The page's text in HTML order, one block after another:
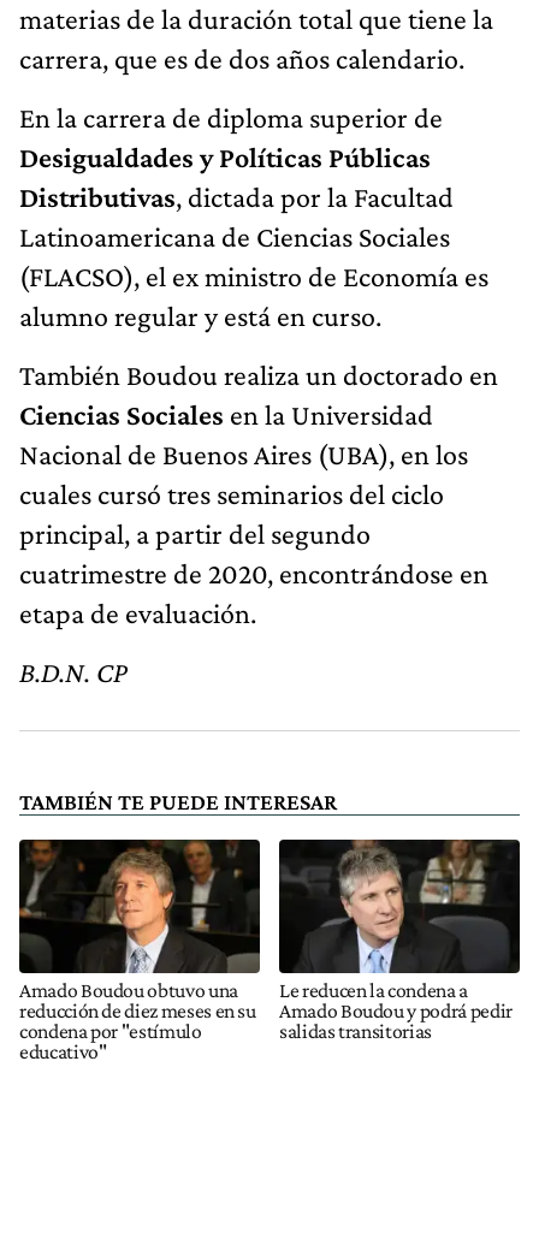
materias de la duración total que tiene la
carrera, que es de dos años calendario.
En la carrera de diploma superior de
Desigualdades y Políticas Públicas
Distributivas, dictada por la Facultad
Latinoamericana de Ciencias Sociales
(FLACSO), el ex ministro de Economía es
alumno regular y está en curso.
También Boudou realiza un doctorado en
Ciencias Sociales en la Universidad
Nacional de Buenos Aires (UBA), en los
cuales cursó tres seminarios del ciclo
principal, a partir del segundo
cuatrimestre de 2020, encontrándose en
etapa de evaluación.
B.D.N. CP
TAMBIÉN TE PUEDE INTERESAR
Amado Boudou obtuvo una
reducción de diez meses en su
condena por "estímulo
educativo"
Le reducen la condena a
Amado Boudou y podrá pedir
salidas transitorias